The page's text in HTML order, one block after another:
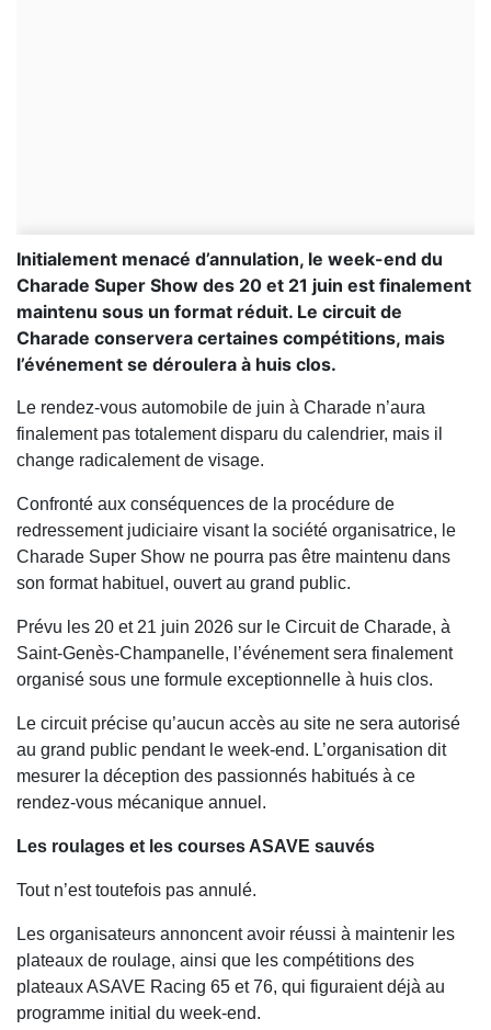
Initialement menacé d’annulation, le week-end du
Charade Super Show des 20 et 21 juin est finalement
maintenu sous un format réduit. Le circuit de
Charade conservera certaines compétitions, mais
l’événement se déroulera à huis clos.
Le rendez-vous automobile de juin à Charade n’aura
finalement pas totalement disparu du calendrier, mais il
change radicalement de visage.
Confronté aux conséquences de la procédure de
redressement judiciaire visant la société organisatrice, le
Charade Super Show ne pourra pas être maintenu dans
son format habituel, ouvert au grand public.
Prévu les 20 et 21 juin 2026 sur le Circuit de Charade, à
Saint-Genès-Champanelle, l’événement sera finalement
organisé sous une formule exceptionnelle à huis clos.
Le circuit précise qu’aucun accès au site ne sera autorisé
au grand public pendant le week-end. L’organisation dit
mesurer la déception des passionnés habitués à ce
rendez-vous mécanique annuel.
Les roulages et les courses ASAVE sauvés
Tout n’est toutefois pas annulé.
Les organisateurs annoncent avoir réussi à maintenir les
plateaux de roulage, ainsi que les compétitions des
plateaux ASAVE Racing 65 et 76, qui figuraient déjà au
programme initial du week-end.